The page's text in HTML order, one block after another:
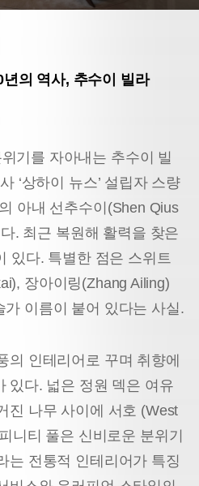
의 역사, 추수이 빌라
기를 자아내는 추수이 빌
‘상하이 뉴스’ 설립자 스량
아내 선추수이(Shen Qius
. 최근 복원해 활력을 찾은
있다. 특별한 점은 스위트
장아이링(Zhang Ailing)
가 이름이 붙어 있다는 사실.
의 인테리어로 꾸며 취향에
있다. 넓은 정원 덱은 여유
진 나무 사이에 서호 (West
니티 풀은 신비로운 분위기
는 전통적 인테리어가 특징